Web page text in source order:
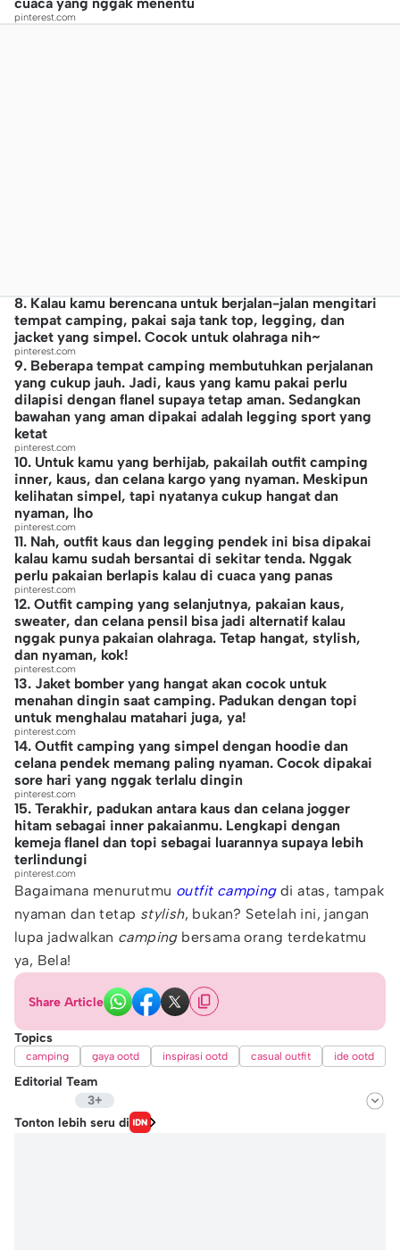
pinterest.com
8. Kalau kamu berencana untuk berjalan-jalan mengitari
tempat camping, pakai saja tank top, legging, dan
jacket yang simpel. Cocok untuk olahraga nih~
pinterest.com
9. Beberapa tempat camping membutuhkan perjalanan
yang cukup jauh. Jadi, kaus yang kamu pakai perlu
dilapisi dengan flanel supaya tetap aman. Sedangkan
bawahan yang aman dipakai adalah legging sport yang
ketat
pinterest.com
10. Untuk kamu yang berhijab, pakailah outfit camping
inner, kaus, dan celana kargo yang nyaman. Meskipun
kelihatan simpel, tapi nyatanya cukup hangat dan
nyaman, lho
pinterest.com
11. Nah, outfit kaus dan legging pendek ini bisa dipakai
kalau kamu sudah bersantai di sekitar tenda. Nggak
perlu pakaian berlapis kalau di cuaca yang panas
pinterest.com
12. Outfit camping yang selanjutnya, pakaian kaus,
sweater, dan celana pensil bisa jadi alternatif kalau
nggak punya pakaian olahraga. Tetap hangat, stylish,
dan nyaman, kok!
pinterest.com
13. Jaket bomber yang hangat akan cocok untuk
menahan dingin saat camping. Padukan dengan topi
untuk menghalau matahari juga, ya!
pinterest.com
14. Outfit camping yang simpel dengan hoodie dan
celana pendek memang paling nyaman. Cocok dipakai
sore hari yang nggak terlalu dingin
pinterest.com
15. Terakhir, padukan antara kaus dan celana jogger
hitam sebagai inner pakaianmu. Lengkapi dengan
kemeja flanel dan topi sebagai luarannya supaya lebih
terlindungi
pinterest.com
Bagaimana menurutmu outfit campingdi atas, tampak
nyaman dan tetap stylish, bukan? Setelah ini, jangan
lupa jadwalkan campingbersama orang terdekatmu
ya, Bela!
Share Article
Topics
camping gaya ootd inspirasi ootd casual outfit ide ootd
Editorial Team
3+
Editor
Tonton lebih seru di